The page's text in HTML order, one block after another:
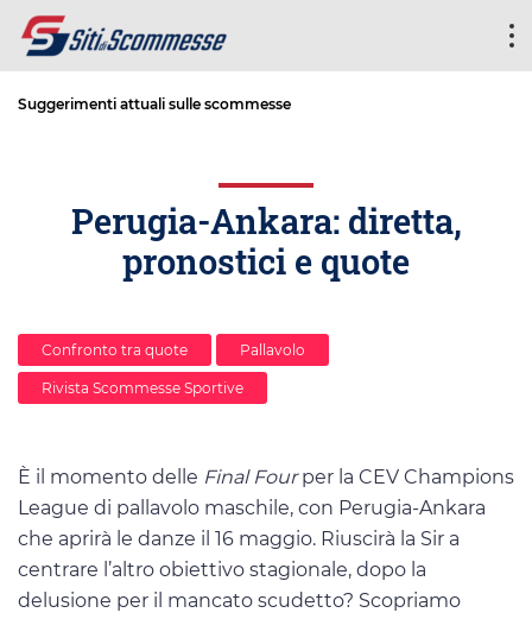
Suggerimenti attuali sulle scommesse
Perugia-Ankara: diretta,
pronostici e quote
Confronto tra quote Pallavolo
Rivista Scommesse Sportive
È il momento delle Final Fourper la CEV Champions
League di pallavolo maschile, con Perugia-Ankara
che aprirà le danze il 16 maggio. Riuscirà la Sir a
centrare l’altro obiettivo stagionale, dopo la
delusione per il mancato scudetto? Scopriamo